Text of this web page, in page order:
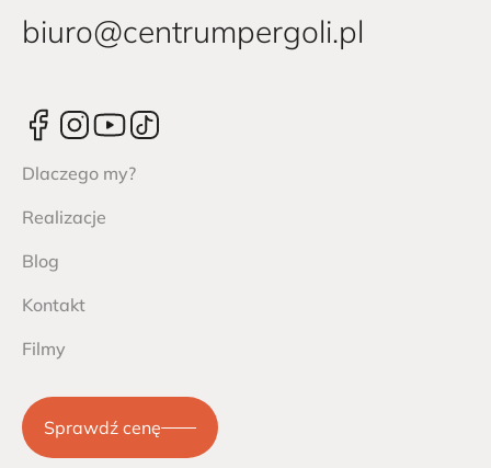
biuro@centrumpergoli.pl
Dlaczego my?
Realizacje
Blog
Kontakt
Filmy
Sprawdź cenę